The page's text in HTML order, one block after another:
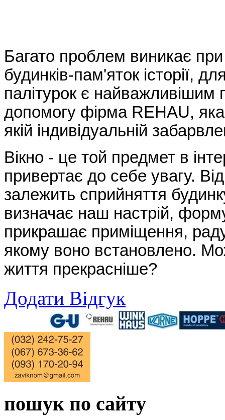
Багато проблем виникає при
будинків-пам'яток історії,
палітурок є найважливішим
допомогу фірма REHAU,
якій індивідуальній
Вікно - це той предмет в
привертає до себе увагу.
залежить сприйняття
визначає наш настрій,
прикрашає приміщення,
якому воно встановлено.
життя прекрасніше?
Додати Відгук
пошук по сайту